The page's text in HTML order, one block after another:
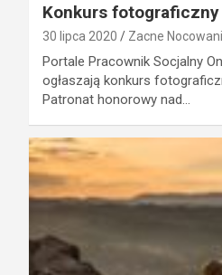
Konkurs fotograficzny
30 lipca 2020 Zacne
Portale Pracownik Socjalny
ogłaszają konkurs
Patronat honorowy nad…